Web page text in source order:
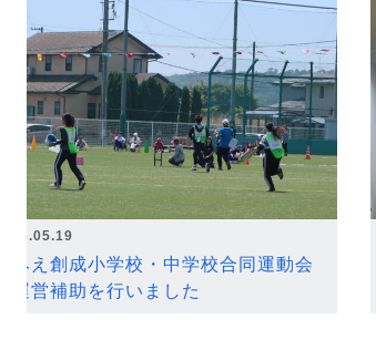
2026.05.19
なみえ創成小学校・中学校合同運動会
の運営補助を行いました